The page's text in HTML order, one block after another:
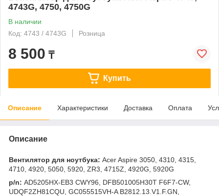
4743G, 4750, 4750G
В наличии
Код: 4743 / 4743G
Розница
8 500 ₸
Купить
Описание Характеристики Доставка Оплата
Описание
Вентилятор для ноутбука: Acer Aspire 3050, 4310, 4315,
4710, 4920, 5050, 5920, ZR3, 4715Z, 4920G, 5920G
p/n: AD5205HX-EB3 CWY96, DFB501005H30T F6F7-CW,
UDQF2ZH81CQU, GC055515VH-A B2812.13.V1.F.GN,